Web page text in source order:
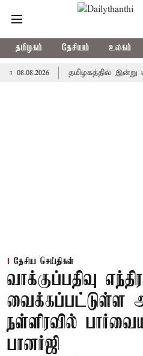
தமிழகம் தேசியம் உலகம்
தமிழகத்தில் இன்று
தேசிய செய்திகள்
வாக்குப்பதிவு
வைக்கப்பட்டுள்ள
நள்ளிரவில்
பானர்ஜி